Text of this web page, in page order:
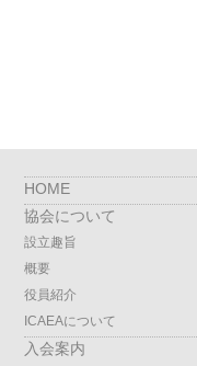
HOME
協会について
設立趣旨
概要
役員紹介
ICAEAについて
入会案内